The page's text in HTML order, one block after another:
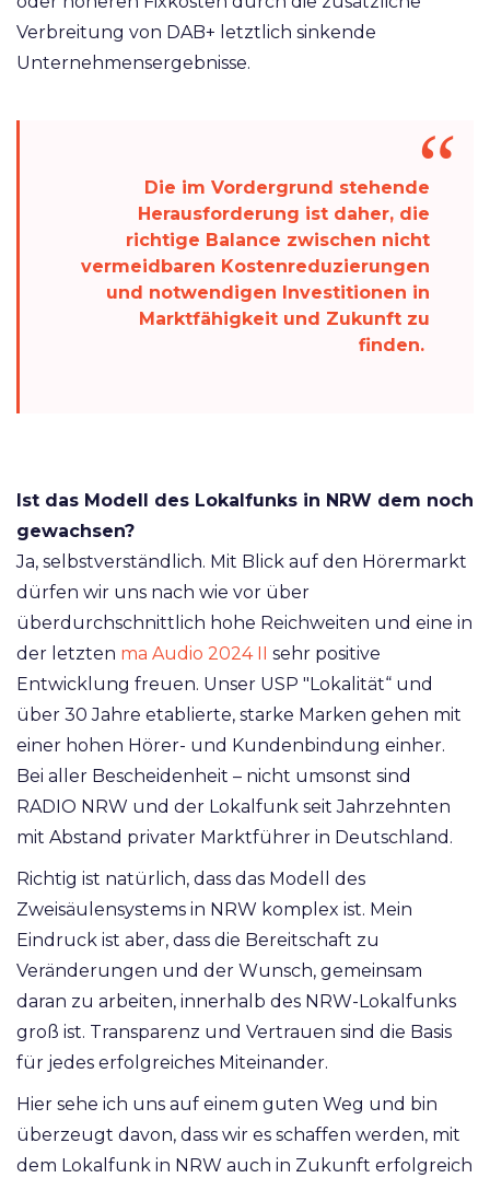
Verbreitung von DAB+ letztlich sinkende
Unternehmensergebnisse.
Die im Vordergrund stehende
Herausforderung ist daher, die
richtige Balance zwischen nicht
vermeidbaren Kostenreduzierungen
und notwendigen Investitionen in
Marktfähigkeit und Zukunft zu
finden.
Ist das Modell des Lokalfunks in NRW dem noch
gewachsen?
Ja, selbstverständlich. Mit Blick auf den Hörermarkt
dürfen wir uns nach wie vor über
überdurchschnittlich hohe Reichweiten und eine in
der letzten ma Audio 2024 II sehr positive
Entwicklung freuen. Unser USP "Lokalität“ und
über 30 Jahre etablierte, starke Marken gehen mit
einer hohen Hörer- und Kundenbindung einher.
Bei aller Bescheidenheit – nicht umsonst sind
RADIO NRW und der Lokalfunk seit Jahrzehnten
mit Abstand privater Marktführer in Deutschland.
Richtig ist natürlich, dass das Modell des
Zweisäulensystems in NRW komplex ist. Mein
Eindruck ist aber, dass die Bereitschaft zu
Veränderungen und der Wunsch, gemeinsam
daran zu arbeiten, innerhalb des NRW-Lokalfunks
groß ist. Transparenz und Vertrauen sind die Basis
für jedes erfolgreiches Miteinander.
Hier sehe ich uns auf einem guten Weg und bin
überzeugt davon, dass wir es schaffen werden, mit
dem Lokalfunk in NRW auch in Zukunft erfolgreich